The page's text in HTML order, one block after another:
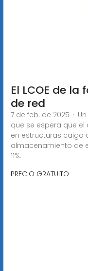
El LCOE de
de red
7 de feb. de 2025 ·
que se espera que
en estructuras caiga
almacenamiento de
11%.
PRECIO GRATUITO